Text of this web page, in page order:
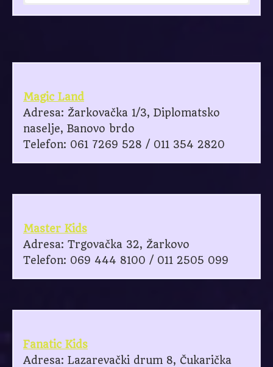
Adresa:Milana Jovanovica 14a, Beograd.
Web: http://www.jungle.rs/
Magic Land
Adresa: Žarkovačka 1/3, Diplomatsko
naselje, Banovo brdo
Telefon: 061 7269 528 / 011 354 2820
Master Kids
Adresa: Trgovačka 32, Žarkovo
Telefon: 069 444 8100 / 011 2505 099
Fanatic Kids
Adresa: Lazarevački drum 8, Čukarička